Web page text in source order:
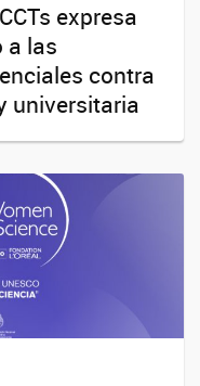
expresa
a las
contra
universitaria